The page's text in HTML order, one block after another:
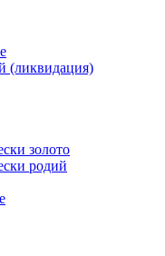
(ликвидация)
золото
родий